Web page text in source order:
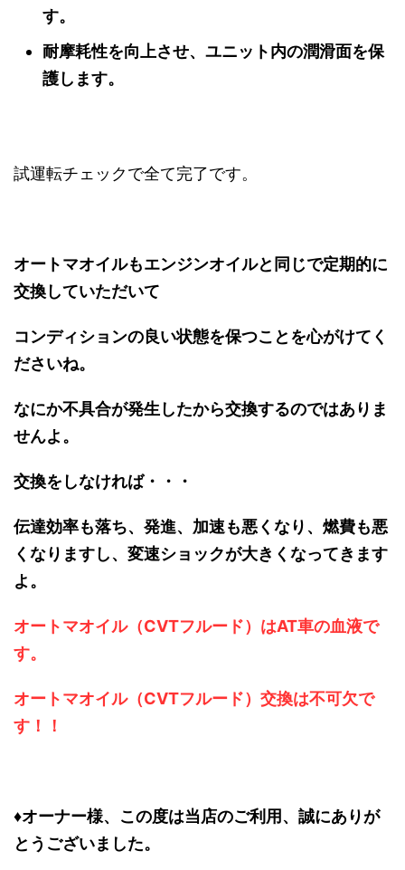
す。
耐摩耗性を向上させ、ユニット内の潤滑面を保
護します。
試運転チェックで全て完了です。
オートマオイルもエンジンオイルと同じで定期的に
交換していただいて
コンディションの良い状態を保つことを心がけてく
ださいね。
なにか不具合が発生したから交換するのではありま
せんよ。
交換をしなければ・・・
伝達効率も落ち、発進、加速も悪くなり、燃費も悪
くなりますし、変速ショックが大きくなってきます
よ。
オートマオイル（CVTフルード）はAT車の血液で
す。
オートマオイル（CVTフルード）交換は不可欠で
す！！
♦オーナー様、この度は当店のご利用、誠にありが
とうございました。